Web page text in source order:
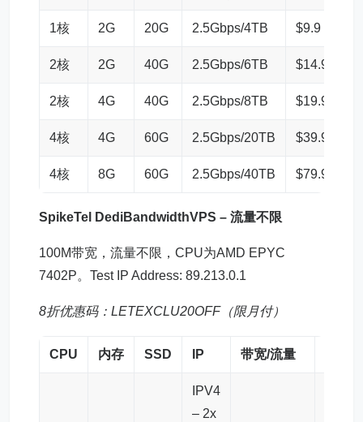
1核 2G 20G 2.5Gbps/4TB $9.9
2核 2G 40G 2.5Gbps/6TB $14.9
2核 4G 40G 2.5Gbps/8TB $19.9
4核 4G 60G 2.5Gbps/20TB $39.9
4核 8G 60G 2.5Gbps/40TB $79.9
SpikeTel DediBandwidthVPS – 流量不限
100M带宽，流量不限，CPU为AMD EPYC
7402P。Test IP Address: 89.213.0.1
8折优惠码：LETEXCLU20OFF（限月付）
CPU 内存 SSD IP 带宽/流量
IPV4
– 2x